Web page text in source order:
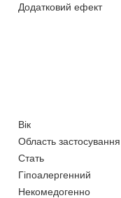
Додатковий ефект
Вік
Область застосування
Стать
Гіпоалергенний
Некомедогенно